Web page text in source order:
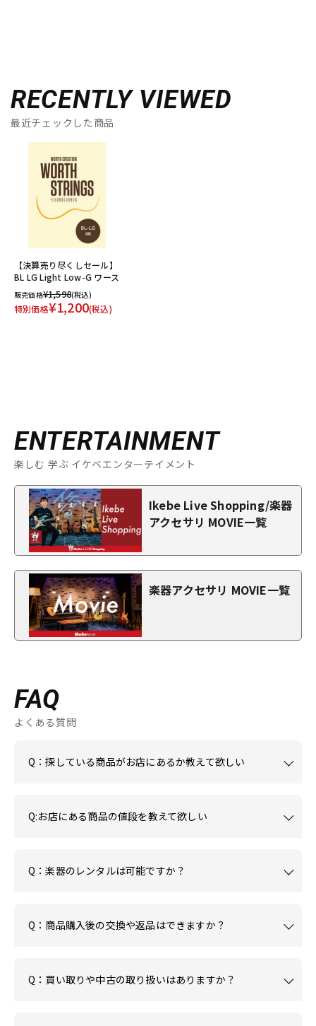
RECENTLY VIEWED
最近チェックした商品
【決算売り尽くしセール】
BL LG Light Low-G ワース
販売価格¥1,598(税込)
特別価格¥1,200(税込)
ENTERTAINMENT
楽しむ 学ぶ イケベエンターテイメント
Ikebe Live Shopping/楽器
アクセサリ MOVIE一覧
楽器アクセサリ MOVIE一覧
FAQ
よくある質問
Q：探している商品がお店にあるか教えて欲しい
Q:お店にある商品の値段を教えて欲しい
Q：楽器のレンタルは可能ですか？
Q：商品購入後の交換や返品はできますか？
Q：買い取りや中古の取り扱いはありますか？